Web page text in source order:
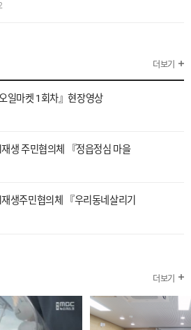
더보기
일마켓 1회차』현장영상
생 주민협의체 『정읍정심 마을
생주민협의체 『우리동네살리기
더보기